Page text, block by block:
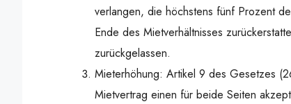
verlangen, die höchstens fünf Prozent
Ende des Mietverhältnisses
zurückgelassen.
Mieterhöhung: Artikel 9 des Gesetzes
Mietvertrag einen für beide Seiten